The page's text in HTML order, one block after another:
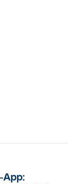
App: